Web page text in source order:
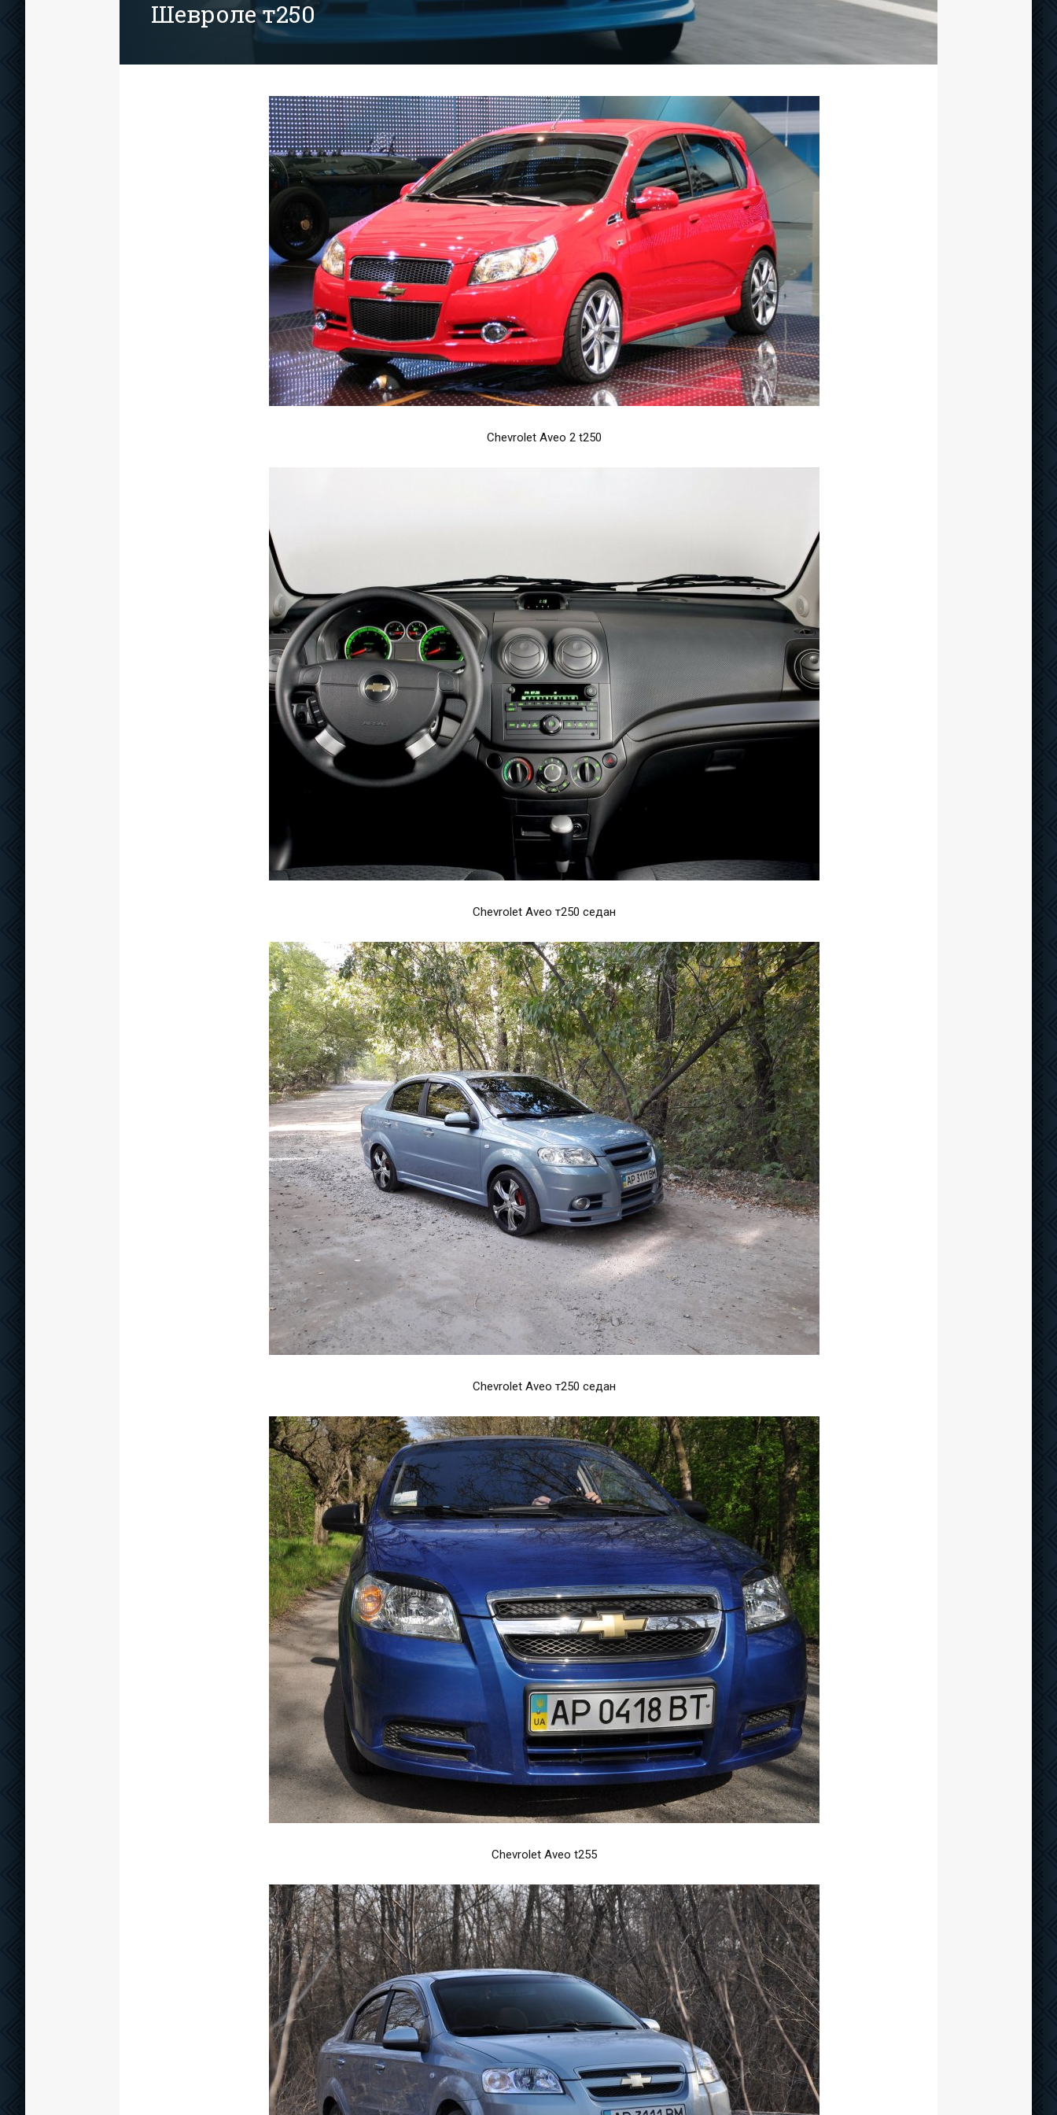
Шевроле т250
Chevrolet Aveo 2 t250
Chevrolet Aveo т250 седан
Chevrolet Aveo т250 седан
Chevrolet Aveo t255